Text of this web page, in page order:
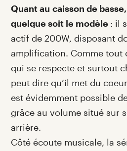
Quant au caisson de
quelque soit le modèle : il
actif de 200W, disposant
amplification. Comme tout
qui se respecte et surtout
peut dire qu’il met du
est évidemment possible
grâce au volume situé sur
arrière.
Côté écoute musicale, la